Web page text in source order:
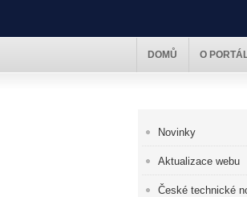
DOMŮ O
Novinky
Aktualizace webu
České technické